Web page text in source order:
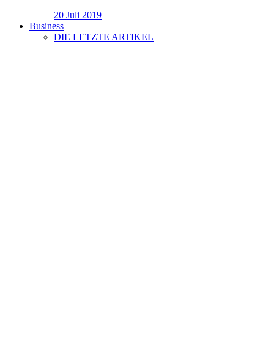
20 Juli 2019
Business
DIE LETZTE ARTIKEL